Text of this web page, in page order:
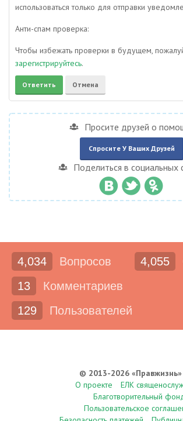
использоваться только для отправки
Анти-спам проверка:
Чтобы избежать проверки в будущем,
зарегистрируйтесь.
Просите друзей о
Спросите У Ваших Друзей
Поделиться в социальных
4,034 Вопросов 4,055
13
Комментариев
129
Пользователей
© 2013-2026 «Правжизнь»
О проекте
ЕЛК
Благотворительный
Пользовательское